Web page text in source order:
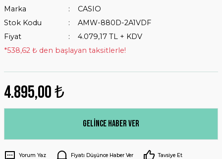
Marka
CASIO
Stok Kodu
AMW-880D-2A1VDF
Fiyat
4.079,17 TL + KDV
*538,62 ₺ den başlayan taksitlerle!
4.895,00 ₺
Gelince Haber Ver
Yorum Yaz Fiyatı Düşünce Haber Ver Tavsiye Et